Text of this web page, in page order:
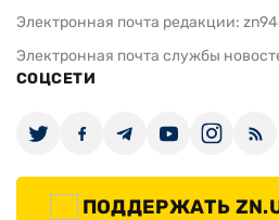
Электронная почта редакции:
Электронная почта службы
СОЦСЕТИ
ПОДДЕРЖАТЬ